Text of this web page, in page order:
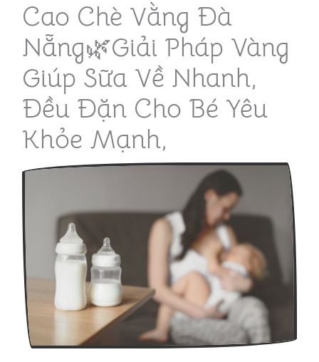
Cao Chè Vằng Đà
Nẵng🌿Giải Pháp Vàng
Giúp Sữa Về Nhanh,
Đều Đặn Cho Bé Yêu
Khỏe Mạnh,